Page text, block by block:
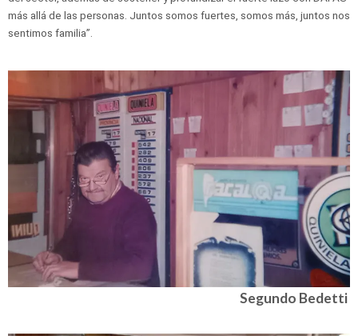
más allá de las personas. Juntos somos fuertes, somos más, juntos nos
sentimos familia”.
Segundo Bedetti